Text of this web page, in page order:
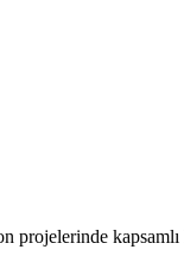
projelerinde